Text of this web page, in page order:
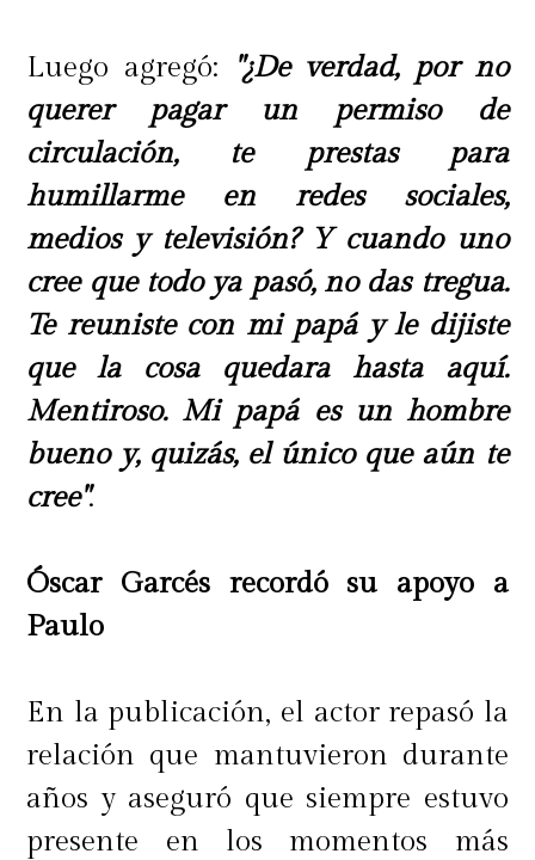
Luego agregó: "¿De verdad, por no
querer pagar un permiso de
circulación, te prestas para
humillarme en redes sociales,
medios y televisión? Y cuando uno
cree que todo ya pasó, no das tregua.
Te reuniste con mi papá y le dijiste
que la cosa quedara hasta aquí.
Mentiroso. Mi papá es un hombre
bueno y, quizás, el único que aún te
cree".
Óscar Garcés recordó su apoyo a
Paulo
En la publicación, el actor repasó la
relación que mantuvieron durante
años y aseguró que siempre estuvo
presente en los momentos más